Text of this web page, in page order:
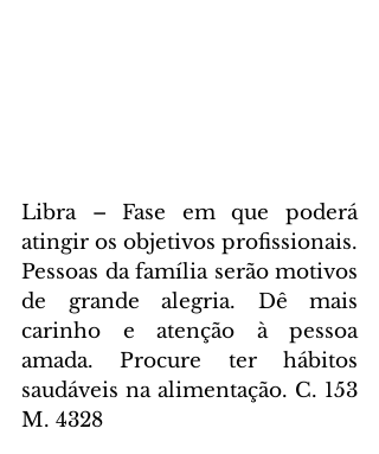
Libra – Fase em que poderá
atingir os objetivos profissionais.
Pessoas da família serão motivos
de grande alegria. Dê mais
carinho e atenção à pessoa
amada. Procure ter hábitos
saudáveis na alimentação. C. 153
M. 4328